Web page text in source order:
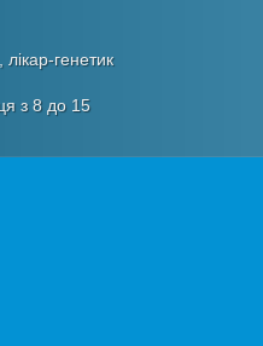
лікар-генетик
з 8 до 15